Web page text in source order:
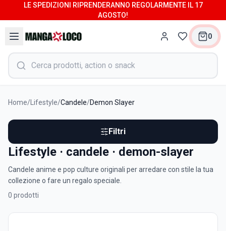
LE SPEDIZIONI RIPRENDERANNO REGOLARMENTE IL 17
AGOSTO!
0
Home/ Lifestyle/Candele/Demon Slayer
Filtri
Lifestyle · candele · demon-slayer
Candele anime e pop culture originali per arredare con stile la tua
collezione o fare un regalo speciale.
0 prodotti